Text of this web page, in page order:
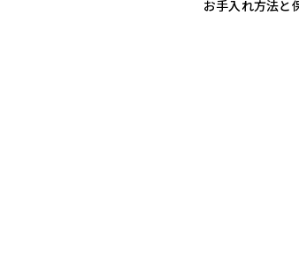
お手入れ方法と